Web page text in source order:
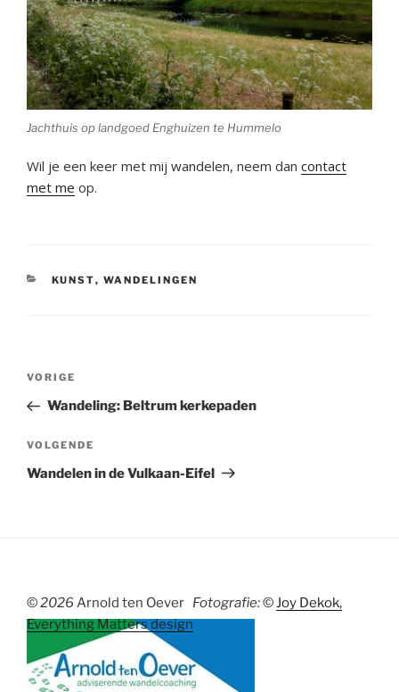
Jachthuis op landgoed Enghuizen te Hummelo
Wil je een keer met mij wandelen, neem dan contact
met me op.
CATEGORIEËN
KUNST, WANDELINGEN
Bericht
Vorig
bericht
VORIGE
Wandeling: Beltrum kerkepaden
Volgend
bericht
VOLGENDE
Wandelen in de Vulkaan-Eifel
©2026 Arnold ten Oever Fotografie:©Joy Dekok,
Everything Matters design